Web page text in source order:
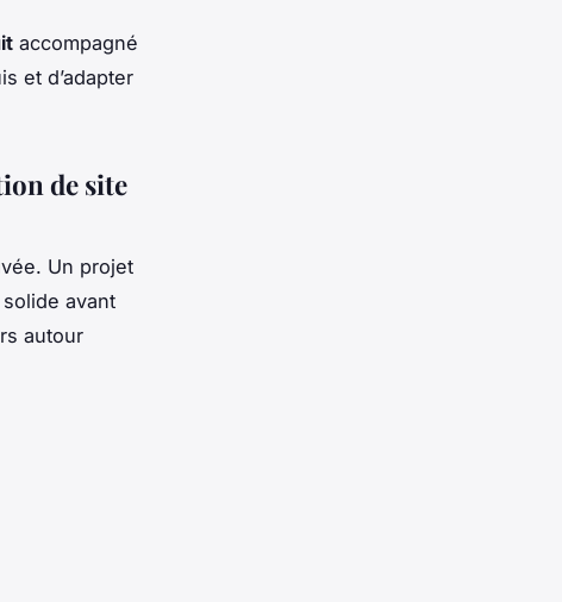
accompagné
et d’adapter
de site
Un projet
avant
autour